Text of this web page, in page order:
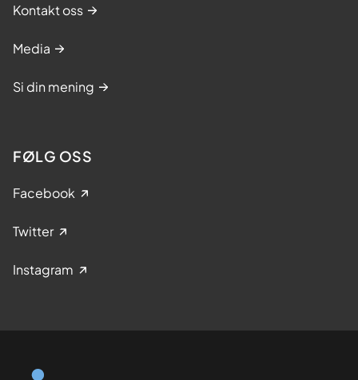
Kontakt oss
Media
Si din mening
FØLG OSS
Facebook
Twitter
Instagram